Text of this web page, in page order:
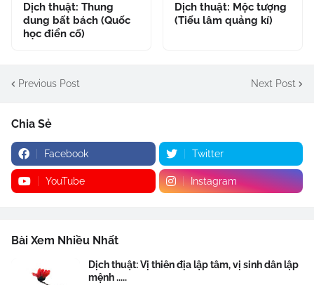
Dịch thuật: Thung
dung bất bách (Quốc
học điển cố)
Dịch thuật: Mộc tượng
(Tiếu lâm quảng kí)
Previous Post Next Post
Chia Sẻ
Facebook Twitter
YouTube Instagram
Bài Xem Nhiều Nhất
Dịch thuật: Vị thiên địa lập tâm, vị sinh dân lập
mệnh .....